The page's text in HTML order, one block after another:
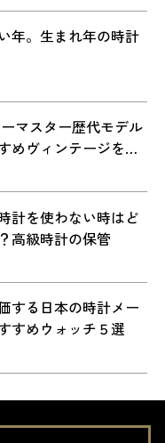
年。生まれ年の時計
マスター歴代モデル
めヴィンテージを紹
計を使わない時はど
高級時計の保管
する日本の時計メー
すめウォッチ５選